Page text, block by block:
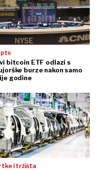
bitcoin ETF odlazi s
burze nakon samo
godine
i tržišta